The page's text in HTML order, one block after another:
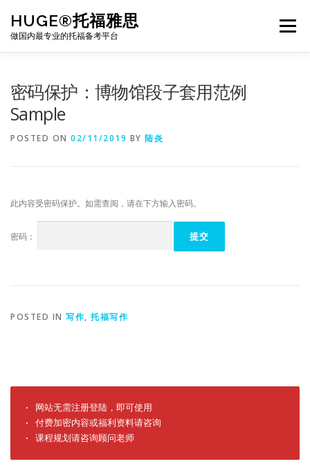
content
HUGE®托福雅思
做国内最专业的托福备考平台
Menu
密码保护：博物馆段子套用范例
Sample
POSTED ON 02/11/2019 BY 陆炎
此内容受密码保护。如需查阅，请在下方输入密码。
密码：
POSTED IN 写作, 托福写作
· 网站无需注册登陆，即可使用
· 付费加密内容或福利资料请咨询
· 课程规划请咨询顾问老师